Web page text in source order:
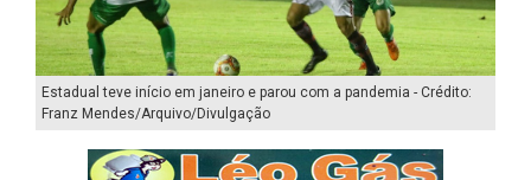
Estadual teve início em janeiro e parou com a pandemia - Crédito:
Franz Mendes/Arquivo/Divulgação